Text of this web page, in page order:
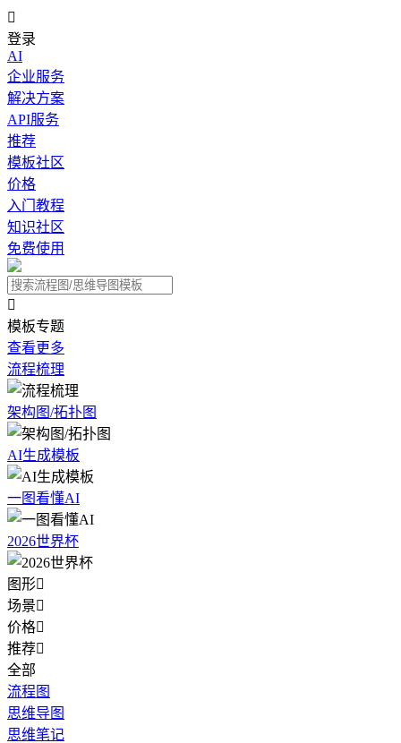

登录
AI
企业服务
解决方案
API服务
推荐
模板社区
价格
入门教程
知识社区
免费使用

模板专题
查看更多
流程梳理
架构图/拓扑图
AI生成模板
一图看懂AI
2026世界杯
图形
场景
价格
推荐
全部
流程图
思维导图
思维笔记